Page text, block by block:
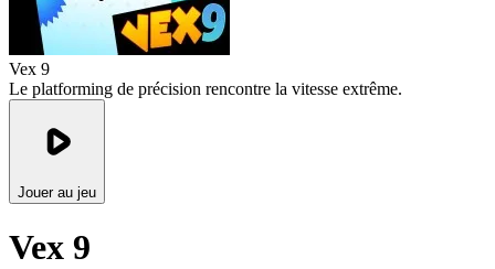
Vex 9
Le platforming de précision rencontre la vitesse extrême.
Jouer au jeu
Vex 9